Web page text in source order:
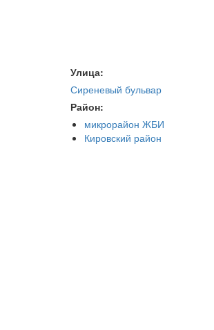
Улица:
Сиреневый бульвар
Район:
микрорайон ЖБИ
Кировский район